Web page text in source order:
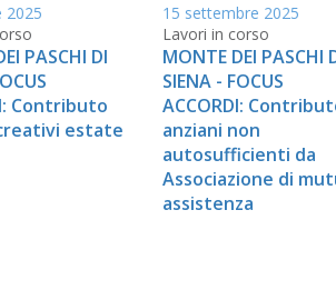
2025
PASCHI DI
Contributo
estate
15 settembre 2025
Lavori in corso
MONTE DEI PASCHI
SIENA - FOCUS
ACCORDI:
anziani non
autosufficienti da
Associazione di
assistenza